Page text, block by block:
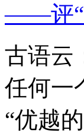
——评“
古语云
任何一
“优越